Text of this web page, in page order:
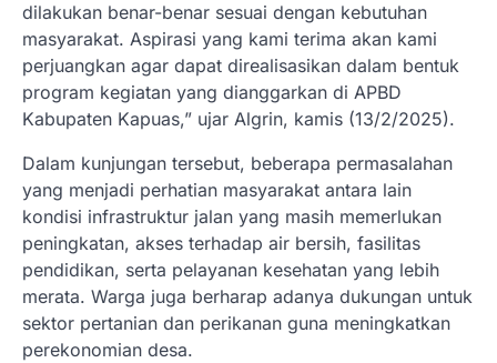
dilakukan benar-benar sesuai dengan kebutuhan
masyarakat. Aspirasi yang kami terima akan kami
perjuangkan agar dapat direalisasikan dalam bentuk
program kegiatan yang dianggarkan di APBD
Kabupaten Kapuas,” ujar Algrin, kamis (13/2/2025).
Dalam kunjungan tersebut, beberapa permasalahan
yang menjadi perhatian masyarakat antara lain
kondisi infrastruktur jalan yang masih memerlukan
peningkatan, akses terhadap air bersih, fasilitas
pendidikan, serta pelayanan kesehatan yang lebih
merata. Warga juga berharap adanya dukungan untuk
sektor pertanian dan perikanan guna meningkatkan
perekonomian desa.